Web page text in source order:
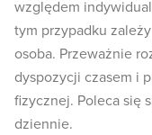
względem
tym przypadku
osoba. Przeważnie
dyspozycji czasem i
fizycznej. Poleca się
dziennie.